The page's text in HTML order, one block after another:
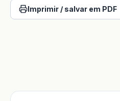
Imprimir / salvar em PDF